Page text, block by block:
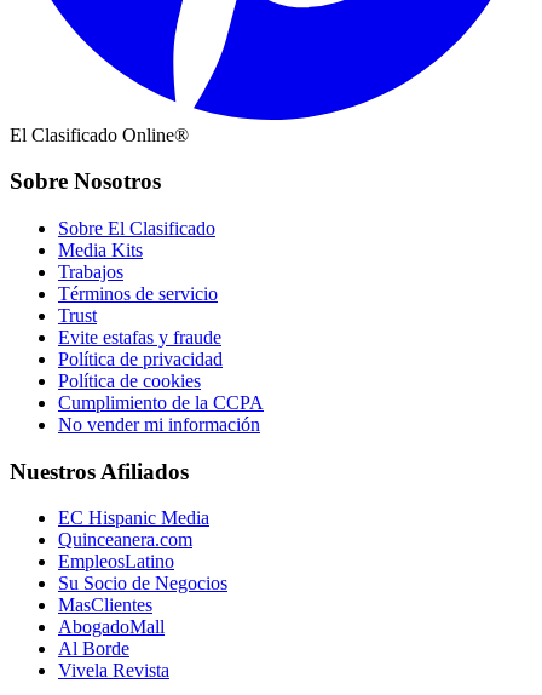
El Clasificado Online®
Sobre Nosotros
Sobre El Clasificado
Media Kits
Trabajos
Términos de servicio
Trust
Evite estafas y fraude
Política de privacidad
Política de cookies
Cumplimiento de la CCPA
No vender mi información
Nuestros Afiliados
EC Hispanic Media
Quinceanera.com
EmpleosLatino
Su Socio de Negocios
MasClientes
AbogadoMall
Al Borde
Vivela Revista